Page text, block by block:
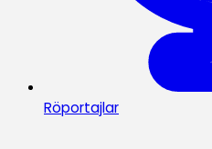
Röportajlar